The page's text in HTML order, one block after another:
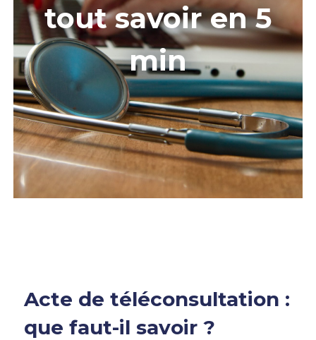
tout savoir en 5
min
Acte de téléconsultation :
que faut-il savoir ?